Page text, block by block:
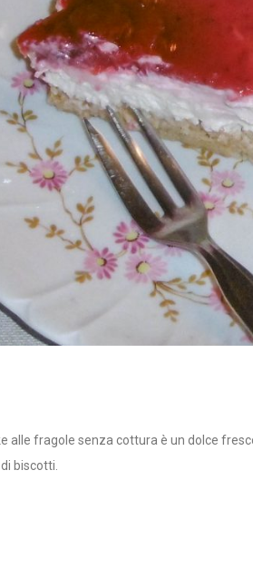
alle fragole senza cottura è un dolce
biscotti.